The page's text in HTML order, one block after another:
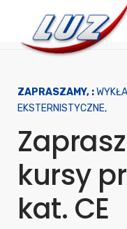
content
ZAPRASZAMY, :
EKSTERNISTYCZNE,
kursy
kat. CE